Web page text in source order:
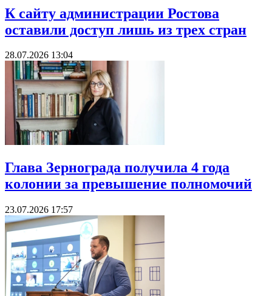
К сайту администрации Ростова
оставили доступ лишь из трех стран
28.07.2026 13:04
Глава Зернограда получила 4 года
колонии за превышение полномочий
23.07.2026 17:57